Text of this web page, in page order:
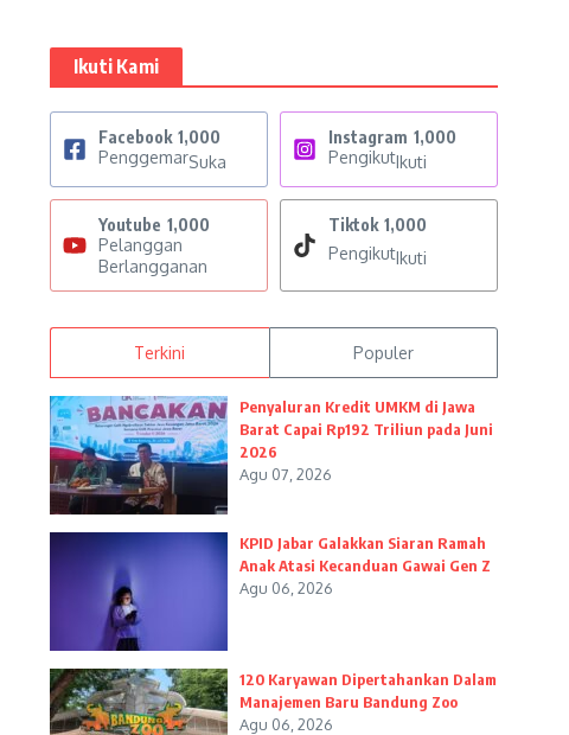
Ikuti Kami
Facebook 1,000
PenggemarSuka
Instagram 1,000
PengikutIkuti
Youtube 1,000
Pelanggan
Berlangganan
Tiktok 1,000
PengikutIkuti
Terkini Populer
Penyaluran Kredit UMKM di Jawa
Barat Capai Rp192 Triliun pada Juni
2026
Agu 07, 2026
KPID Jabar Galakkan Siaran Ramah
Anak Atasi Kecanduan Gawai Gen Z
Agu 06, 2026
120 Karyawan Dipertahankan Dalam
Manajemen Baru Bandung Zoo
Agu 06, 2026